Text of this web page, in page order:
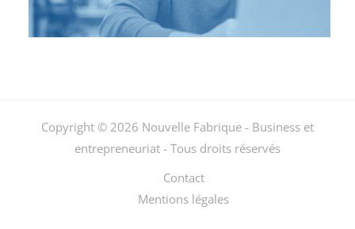
Copyright © 2026 Nouvelle Fabrique - Business et
entrepreneuriat - Tous droits réservés
Contact
Mentions légales